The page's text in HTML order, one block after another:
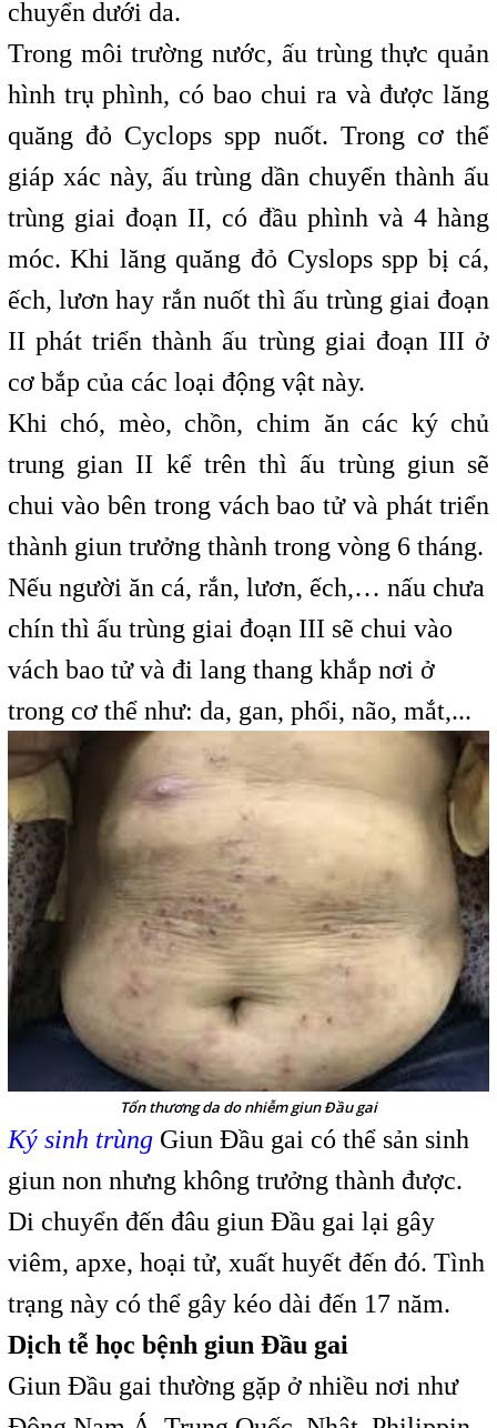
chuyển dưới da.
Trong môi trường nước, ấu trùng thực quản
hình trụ phình, có bao chui ra và được lăng
quăng đỏ Cyclops spp nuốt. Trong cơ thể
giáp xác này, ấu trùng dần chuyển thành ấu
trùng giai đoạn II, có đầu phình và 4 hàng
móc. Khi lăng quăng đỏ Cyslops spp bị cá,
ếch, lươn hay rắn nuốt thì ấu trùng giai đoạn
II phát triển thành ấu trùng giai đoạn III ở
cơ bắp của các loại động vật này.
Khi chó, mèo, chồn, chim ăn các ký chủ
trung gian II kể trên thì ấu trùng giun sẽ
chui vào bên trong vách bao tử và phát triển
thành giun trưởng thành trong vòng 6 tháng.
Nếu người ăn cá, rắn, lươn, ếch,… nấu chưa
chín thì ấu trùng giai đoạn III sẽ chui vào
vách bao tử và đi lang thang khắp nơi ở
trong cơ thể như: da, gan, phổi, não, mắt,...
Tổn thương da do nhiễm giun Đầu gai
Ký sinh trùngGiun Đầu gai có thể sản sinh
giun non nhưng không trưởng thành được.
Di chuyển đến đâu giun Đầu gai lại gây
viêm, apxe, hoại tử, xuất huyết đến đó. Tình
trạng này có thể gây kéo dài đến 17 năm.
Dịch tễ học bệnh giun Đầu gai
Giun Đầu gai thường gặp ở nhiều nơi như